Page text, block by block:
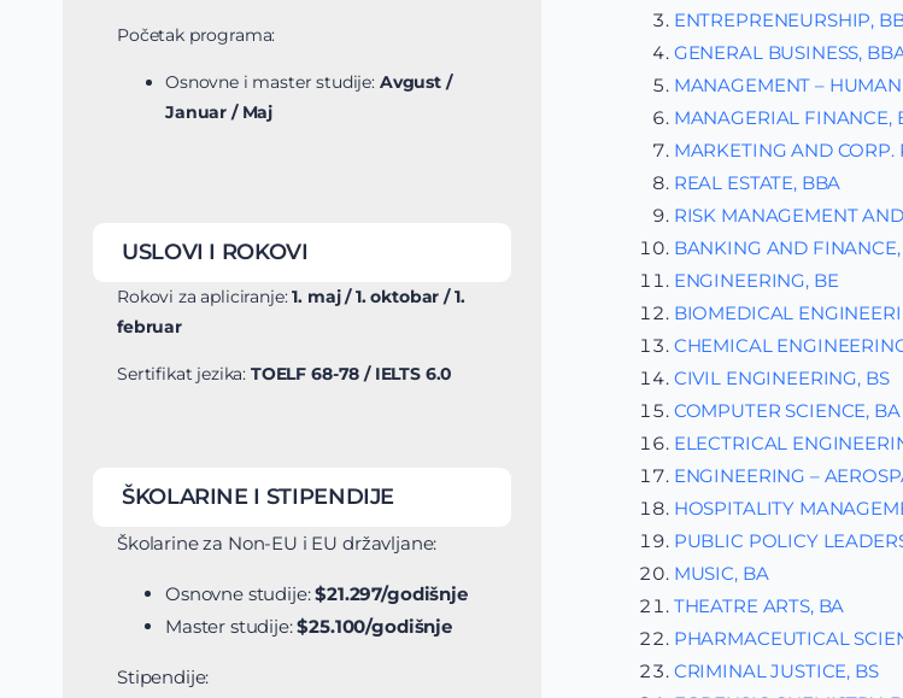
Početak programa:
Osnovne i master studije: Avgust /
Januar / Maj
USLOVI I ROKOVI
Rokovi za apliciranje:1. maj / 1. oktobar / 1.
februar
Sertifikat jezika: TOELF 68-78 / IELTS 6.0
ŠKOLARINE I STIPENDIJE
Školarine za Non-EU i EU državljane:
Osnovne studije:$21.297/godišnje
Master studije:$25.100/godišnje
Stipendije:
ENTREPRENEURSHIP,
GENERAL BUSINESS,
MANAGEMENT –
MANAGERIAL FINANCE,
MARKETING AND CORP.
REAL ESTATE, BBA
RISK MANAGEMENT
BANKING AND
ENGINEERING, BE
BIOMEDICAL
CHEMICAL
CIVIL ENGINEERING, BS
COMPUTER SCIENCE, BA
ELECTRICAL
ENGINEERING –
HOSPITALITY
PUBLIC POLICY
MUSIC, BA
THEATRE ARTS, BA
PHARMACEUTICAL
CRIMINAL JUSTICE, BS